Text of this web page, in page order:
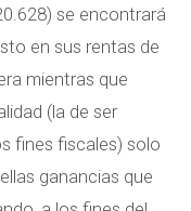
se encontrará
en sus rentas de
mientras que
(la de ser
fines fiscales) solo
ganancias que